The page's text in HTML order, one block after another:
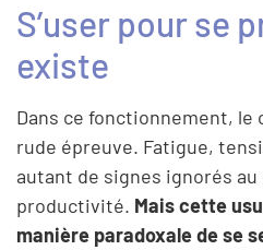
S’user pour se
existe
Dans ce fonctionnement, le
rude épreuve. Fatigue,
autant de signes ignorés
productivité. Mais cette
manière paradoxale de se